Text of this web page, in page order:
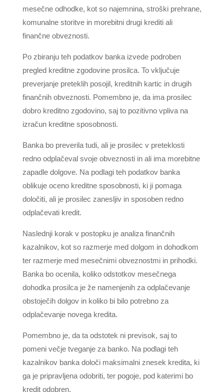
mesečne odhodke, kot so najemnina, stroški prehrane,
komunalne storitve in morebitni drugi krediti ali
finančne obveznosti.
Po zbiranju teh podatkov banka izvede podroben
pregled kreditne zgodovine prosilca. To vključuje
preverjanje preteklih posojil, kreditnih kartic in drugih
finančnih obveznosti. Pomembno je, da ima prosilec
dobro kreditno zgodovino, saj to pozitivno vpliva na
izračun kreditne sposobnosti.
Banka bo preverila tudi, ali je prosilec v preteklosti
redno odplačeval svoje obveznosti in ali ima morebitne
zapadle dolgove. Na podlagi teh podatkov banka
oblikuje oceno kreditne sposobnosti, ki ji pomaga
določiti, ali je prosilec zanesljiv in sposoben redno
odplačevati kredit.
Naslednji korak v postopku je analiza finančnih
kazalnikov, kot so razmerje med dolgom in dohodkom
ter razmerje med mesečnimi obveznostmi in prihodki.
Banka bo ocenila, koliko odstotkov mesečnega
dohodka prosilca je že namenjenih za odplačevanje
obstoječih dolgov in koliko bi bilo potrebno za
odplačevanje novega kredita.
Pomembno je, da ta odstotek ni previsok, saj to
pomeni večje tveganje za banko. Na podlagi teh
kazalnikov banka določi maksimalni znesek kredita, ki
ga je pripravljena odobriti, ter pogoje, pod katerimi bo
kredit odobren.